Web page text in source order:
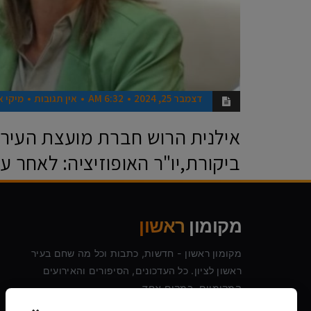
דצמבר 25, 2024 6:32 AM אין תגובות מיקי
אילנית הרוש חברת מועצת
ביקורת,יו"ר האופוזיציה: לאחר
חברותה של אסתי גפני אושרה
לאחר עמידה איתנה על ערכי ייצוג ושוויון,
מועצת העיר ויו"ר האופוזיציה, להשיג הישג
קרא עוד ←
מקומון ראשון
מקומון ראשון - חדשות, כתבות וכל מה שחם בעיר
ראשון לציון. כל העדכונים, הסיפורים והאירועים
המקומיים, במקום אחד.